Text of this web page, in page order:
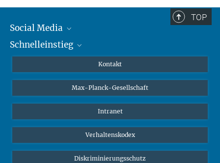
TOP
Social Media
Mastodon
Schnelleinstieg
Studierende
Schüler*innen
Öffentlichkeit
Alumnae | Alumni
Kontakt
Max-Planck-Gesellschaft
Intranet
Verhaltenskodex
Diskriminierungsschutz